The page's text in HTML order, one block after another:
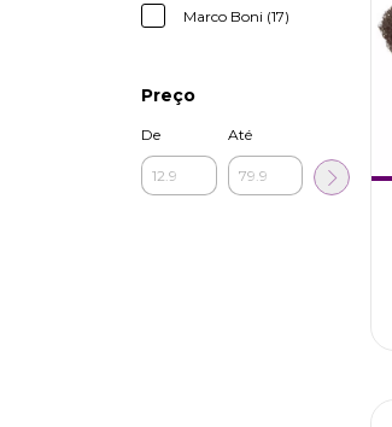
Marco Boni (17)
Preço
De Até